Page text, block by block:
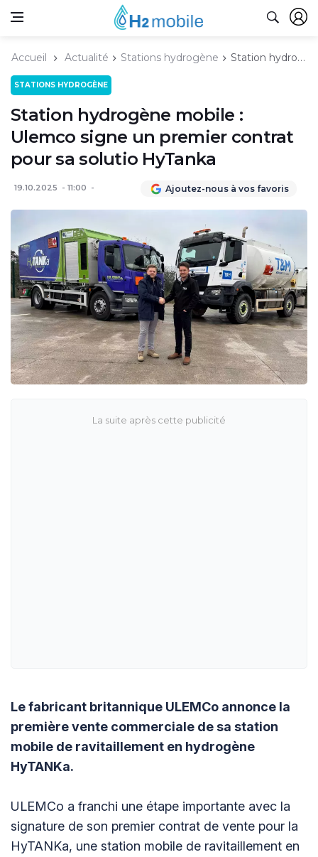
Accueil Actualité Stations hydrogène Station hydrogène mobile : Ulemco signe un premier contrat pour sa solutio HyTanka
STATIONS HYDROGÈNE
Station hydrogène mobile :
Ulemco signe un premier contrat
pour sa solutio HyTanka
19.10.2025 11:00 Ajoutez-nous à vos favoris
Le fabricant britannique ULEMCo annonce la
première vente commerciale de sa station
mobile de ravitaillement en hydrogène
HyTANKa.
ULEMCo a franchi une étape importante avec la
signature de son premier contrat de vente pour la
HyTANKa, une station mobile de ravitaillement en